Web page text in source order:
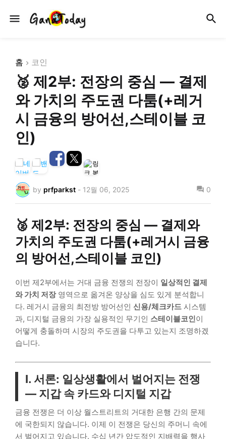
홈 코인
🥈 제2부: 전장의 중심 — 결제
와 가치의 주도권 다툼(+레거
시 금융의 방어선,스테이블 코
인)
by prfparkst - 12월 06, 2025 0
🥈 제2부: 전장의 중심 — 결제와
가치의 주도권 다툼(+레거시 금융
의 방어선,스테이블 코인)
이번 제2부에서는 거대 금융 전쟁의 전장이 일상적인 결제
와 가치 저장영역으로 옮겨온 양상을 심도 있게 분석합니
다. 레거시 금융의 최전방 방어선인 신용/체크카드 시스템
과, 디지털 금융의 가장 실용적인 무기인 스테이블코인이
어떻게 충돌하며 시장의 주도권을 다투고 있는지 조명하겠
습니다.
I. 서론: 일상생활에서 벌어지는 전쟁
— 지갑 속 카드와 디지털 지갑
금융 전쟁은 더 이상 월스트리트의 거대한 은행 간의 문제
에 국한되지 않습니다. 이제 이 전쟁은 당신의 주머니 속에
서 벌어지고 있습니다. 수십 년간 압도적인 지배력을 행사